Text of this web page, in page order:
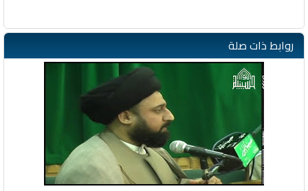
روابط ذات صلة